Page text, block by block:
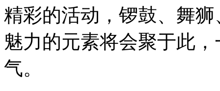
精彩的活动，锣鼓、舞
魅力的元素将会聚于此
气。